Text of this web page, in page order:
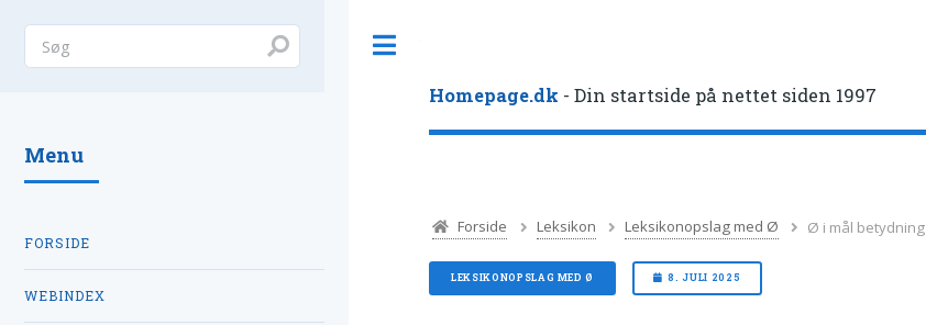
Homepage.dk - Din startside på nettet siden 1997
Forside Leksikon Leksikonopslag med Ø Ø i mål betydning
LEKSIKONOPSLAG MED Ø 8. JULI 2025
Menu
FORSIDE
WEBINDEX